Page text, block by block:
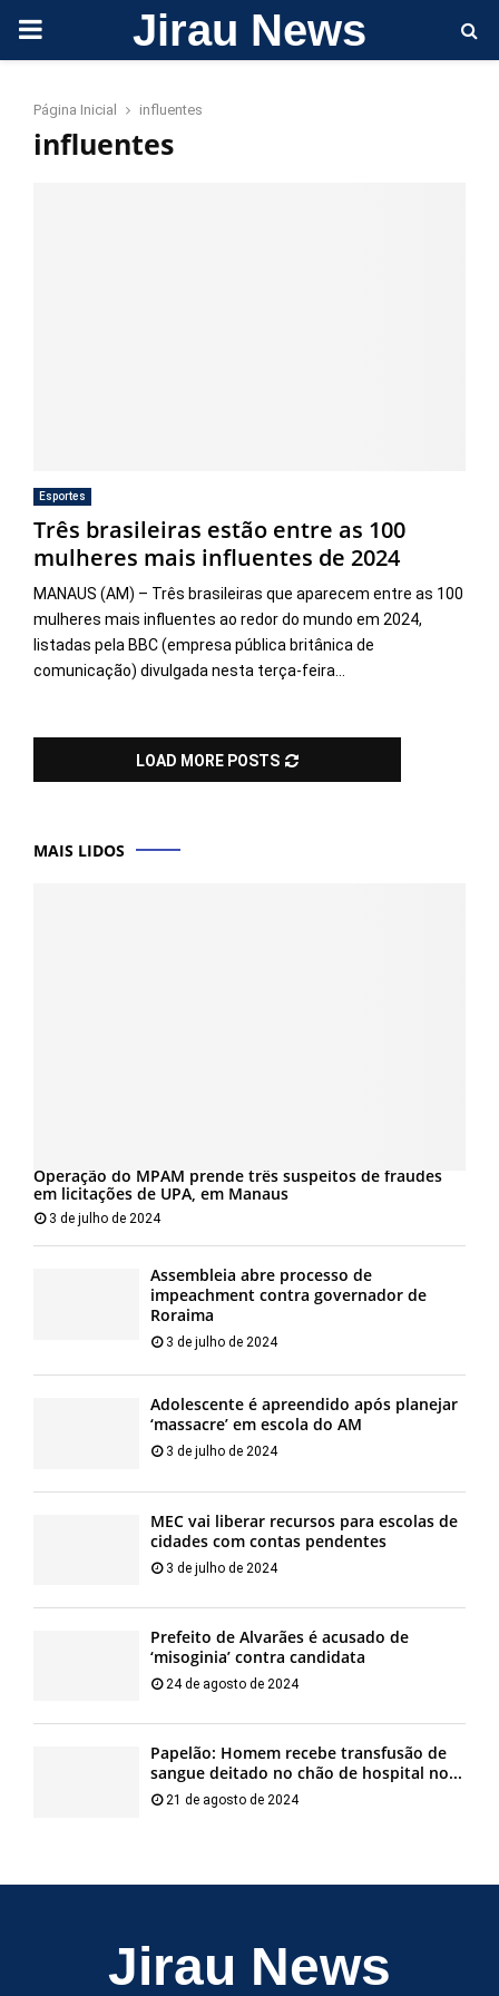
PRIMARY Jirau News
Página Inicial influentes
influentes
Esportes
Três brasileiras estão entre as 100
mulheres mais influentes de 2024
MANAUS (AM) – Três brasileiras que aparecem entre as 100
mulheres mais influentes ao redor do mundo em 2024,
listadas pela BBC (empresa pública britânica de
comunicação) divulgada nesta terça-feira...
LOAD MORE POSTS
MAIS LIDOS
Operação do MPAM prende três suspeitos de fraudes
em licitações de UPA, em Manaus
3 de julho de 2024
Assembleia abre processo de
impeachment contra governador de
Roraima
3 de julho de 2024
Adolescente é apreendido após planejar
‘massacre’ em escola do AM
3 de julho de 2024
MEC vai liberar recursos para escolas de
cidades com contas pendentes
3 de julho de 2024
Prefeito de Alvarães é acusado de
‘misoginia’ contra candidata
24 de agosto de 2024
Papelão: Homem recebe transfusão de
sangue deitado no chão de hospital no...
21 de agosto de 2024
Jirau News